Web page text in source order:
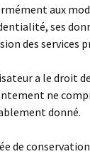
aux
ses
des services
a le droit
ne
donné.
de